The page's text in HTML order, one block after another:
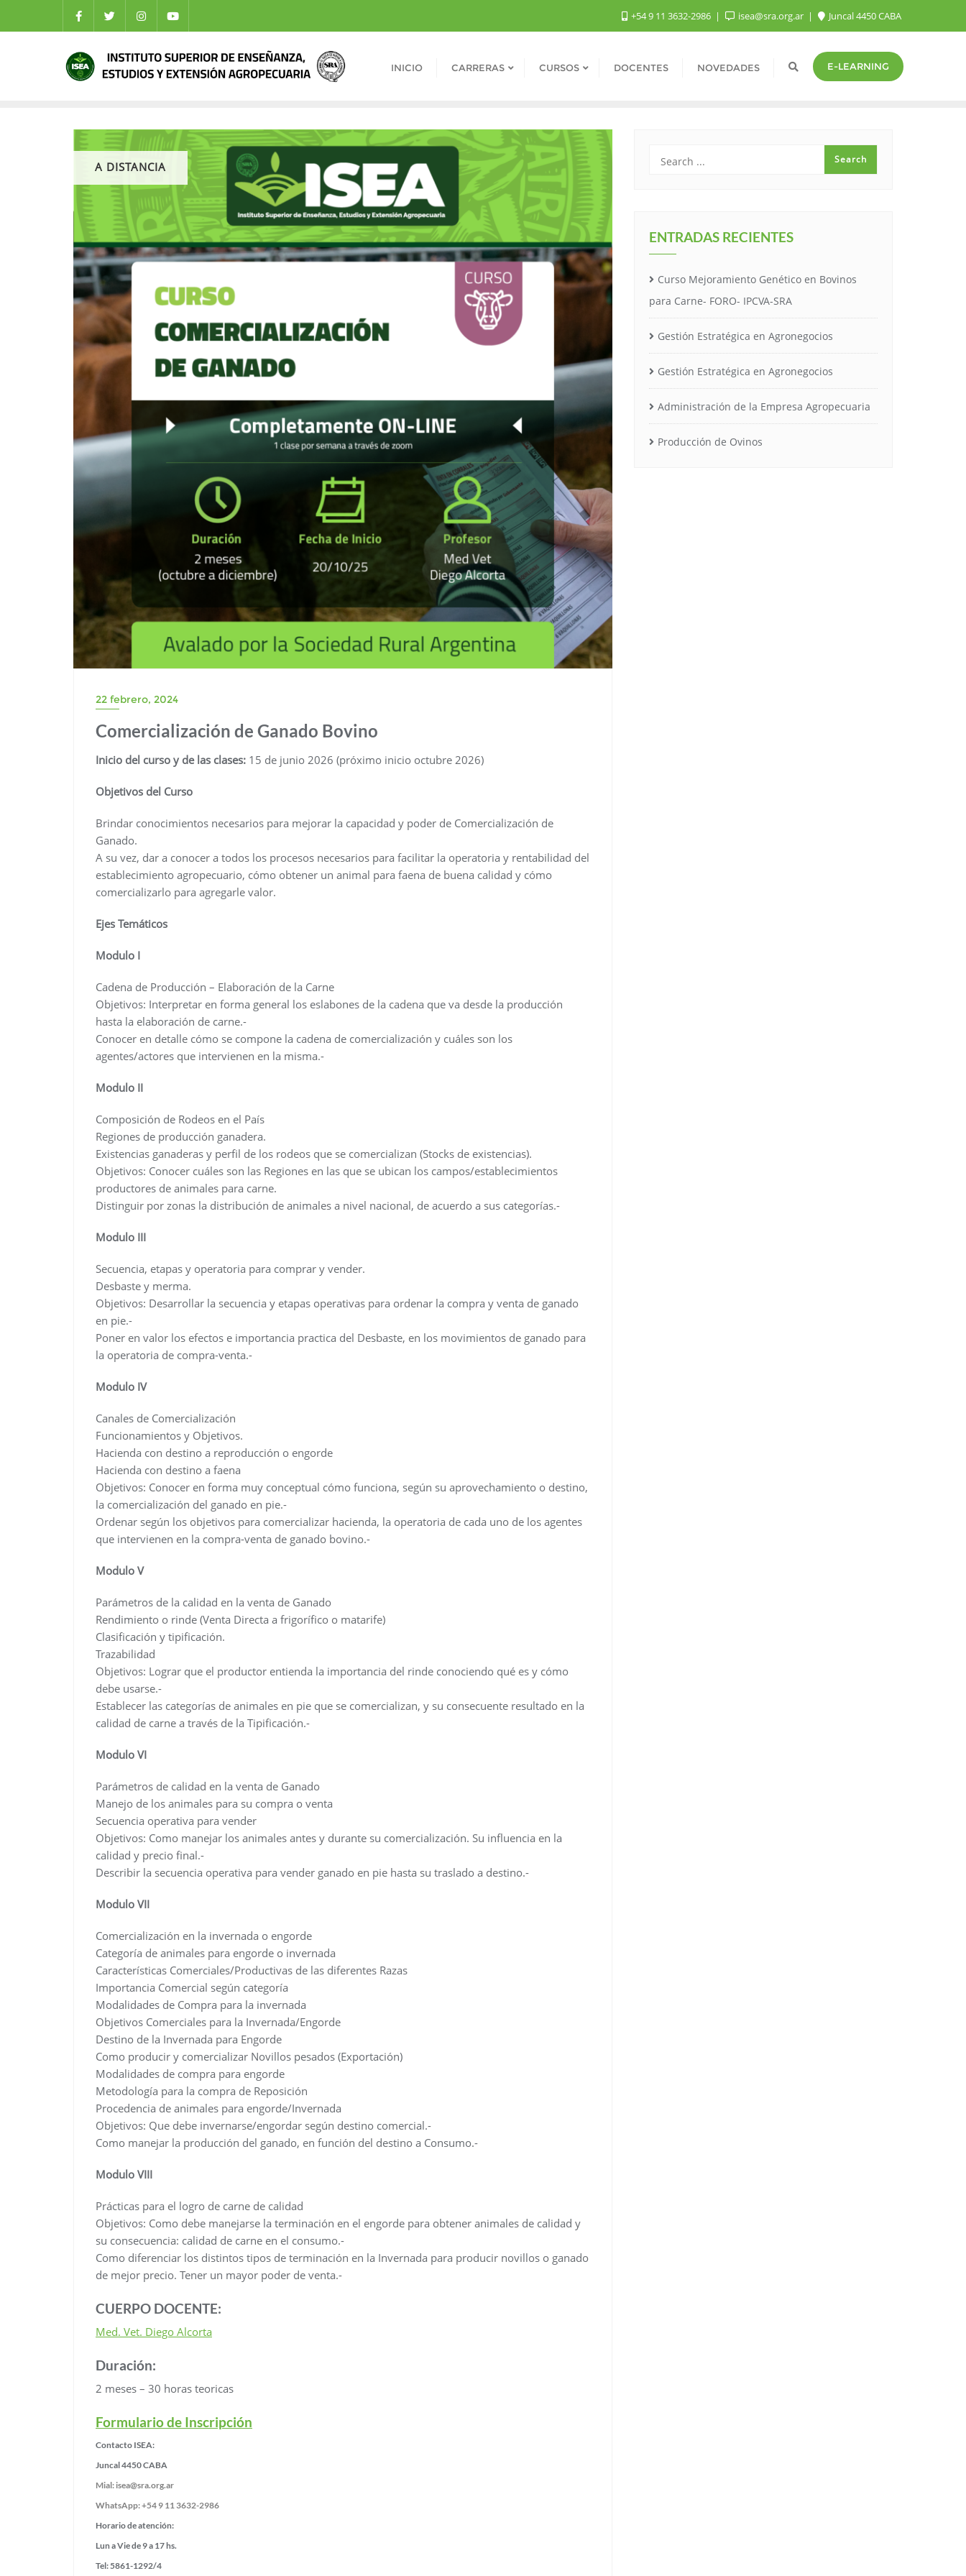
+54 9 11 3632-2986 isea@sra.org.ar Juncal 4450 CABA
INICIO CARRERAS CURSOS DOCENTES NOVEDADES E-LEARNING
A DISTANCIA
22 febrero, 2024
Comercialización de Ganado Bovino
Inicio del curso y de las clases: 15 de junio 2026 (próximo inicio octubre 2026)
Objetivos del Curso
Brindar conocimientos necesarios para mejorar la capacidad y poder de Comercialización de
Ganado.
A su vez, dar a conocer a todos los procesos necesarios para facilitar la operatoria y rentabilidad del
establecimiento agropecuario, cómo obtener un animal para faena de buena calidad y cómo
comercializarlo para agregarle valor.
Ejes Temáticos
Modulo I
Cadena de Producción – Elaboración de la Carne
Objetivos: Interpretar en forma general los eslabones de la cadena que va desde la producción
hasta la elaboración de carne.-
Conocer en detalle cómo se compone la cadena de comercialización y cuáles son los
agentes/actores que intervienen en la misma.-
Modulo II
Composición de Rodeos en el País
Regiones de producción ganadera.
Existencias ganaderas y perfil de los rodeos que se comercializan (Stocks de existencias).
Objetivos: Conocer cuáles son las Regiones en las que se ubican los campos/establecimientos
productores de animales para carne.
Distinguir por zonas la distribución de animales a nivel nacional, de acuerdo a sus categorías.-
Modulo III
Secuencia, etapas y operatoria para comprar y vender.
Desbaste y merma.
Objetivos: Desarrollar la secuencia y etapas operativas para ordenar la compra y venta de ganado
en pie.-
Poner en valor los efectos e importancia practica del Desbaste, en los movimientos de ganado para
la operatoria de compra-venta.-
Modulo IV
Canales de Comercialización
Funcionamientos y Objetivos.
Hacienda con destino a reproducción o engorde
Hacienda con destino a faena
Objetivos: Conocer en forma muy conceptual cómo funciona, según su aprovechamiento o destino,
la comercialización del ganado en pie.-
Ordenar según los objetivos para comercializar hacienda, la operatoria de cada uno de los agentes
que intervienen en la compra-venta de ganado bovino.-
Modulo V
Parámetros de la calidad en la venta de Ganado
Rendimiento o rinde (Venta Directa a frigorífico o matarife)
Clasificación y tipificación.
Trazabilidad
Objetivos: Lograr que el productor entienda la importancia del rinde conociendo qué es y cómo
debe usarse.-
Establecer las categorías de animales en pie que se comercializan, y su consecuente resultado en la
calidad de carne a través de la Tipificación.-
Modulo VI
Parámetros de calidad en la venta de Ganado
Manejo de los animales para su compra o venta
Secuencia operativa para vender
Objetivos: Como manejar los animales antes y durante su comercialización. Su influencia en la
calidad y precio final.-
Describir la secuencia operativa para vender ganado en pie hasta su traslado a destino.-
Modulo VII
Comercialización en la invernada o engorde
Categoría de animales para engorde o invernada
Características Comerciales/Productivas de las diferentes Razas
Importancia Comercial según categoría
Modalidades de Compra para la invernada
Objetivos Comerciales para la Invernada/Engorde
Destino de la Invernada para Engorde
Como producir y comercializar Novillos pesados (Exportación)
Modalidades de compra para engorde
Metodología para la compra de Reposición
Procedencia de animales para engorde/Invernada
Objetivos: Que debe invernarse/engordar según destino comercial.-
Como manejar la producción del ganado, en función del destino a Consumo.-
Modulo VIII
Prácticas para el logro de carne de calidad
Objetivos: Como debe manejarse la terminación en el engorde para obtener animales de calidad y
su consecuencia: calidad de carne en el consumo.-
Como diferenciar los distintos tipos de terminación en la Invernada para producir novillos o ganado
de mejor precio. Tener un mayor poder de venta.-
CUERPO DOCENTE:
Med. Vet. Diego Alcorta
Duración:
2 meses – 30 horas teoricas
Formulario de Inscripción
Contacto ISEA:
Juncal 4450 CABA
Mial: isea@sra.org.ar
WhatsApp: +54 9 11 3632-2986
Horario de atención:
Lun a Vie de 9 a 17 hs.
Tel: 5861-1292/4
ENTRADAS RECIENTES
Curso Mejoramiento Genético en Bovinos
para Carne- FORO- IPCVA-SRA
Gestión Estratégica en Agronegocios
Gestión Estratégica en Agronegocios
Administración de la Empresa Agropecuaria
Producción de Ovinos